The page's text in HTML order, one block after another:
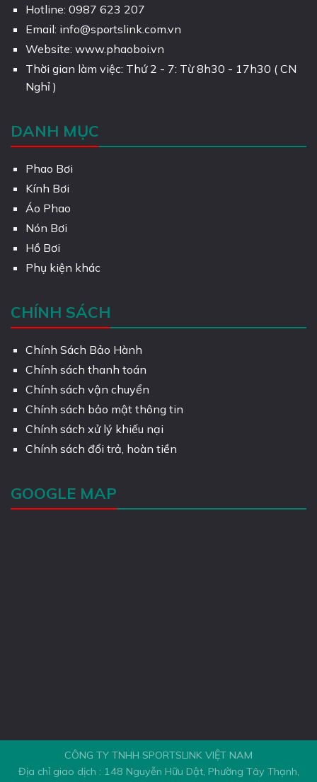
Hotline: 0987 623 207
Email: info@sportslink.com.vn
Website: www.phaoboi.vn
Thời gian làm việc: Thứ 2 - 7: Từ 8h30 - 17h30 ( CN
Nghỉ )
DANH MỤC
Phao Bơi
Kính Bơi
Áo Phao
Nón Bơi
Hồ Bơi
Phụ kiện khác
CHÍNH SÁCH
Chính Sách Bảo Hành
Chính sách thanh toán
Chính sách vận chuyển
Chính sách bảo mật thông tin
Chính sách xử lý khiếu nại
Chính sách đổi trả, hoàn tiền
GOOGLE MAP
CÔNG TY TNHH SPORTSLINK VIỆT NAM
Địa chỉ giao dịch : 148 Nguyễn Hữu Dật, Phường Tây Thạnh,